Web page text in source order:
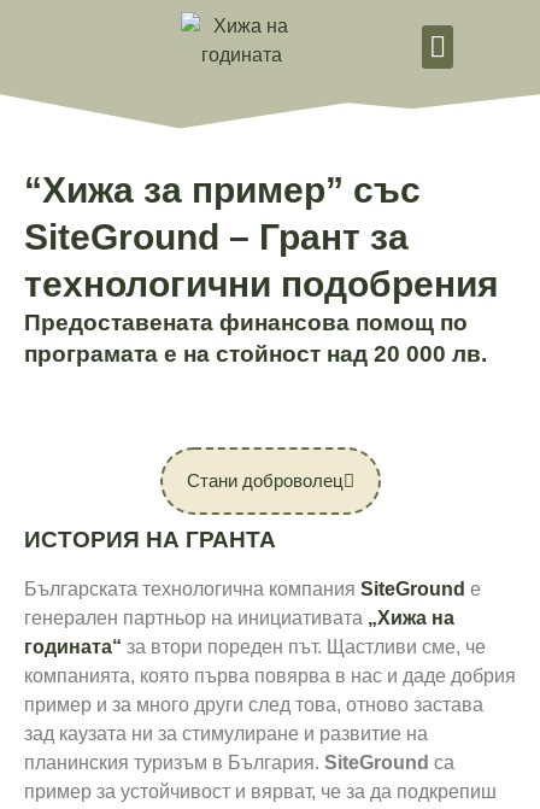
“Хижа за пример” със
SiteGround – Грант за
технологични подобрения
Предоставената финансова помощ по
програмата е на стойност над 20 000 лв.
ИСТОРИЯ НА ГРАНТА
Българската технологична компания SiteGround е
генерален партньор на инициативата „Хижа на
годината“ за втори пореден път. Щастливи сме, че
компанията, която първа повярва в нас и даде добрия
пример и за много други след това, отново застава
зад каузата ни за стимулиране и развитие на
планинския туризъм в България. SiteGround са
пример за устойчивост и вярват, че за да подкрепиш
Стани доброволец